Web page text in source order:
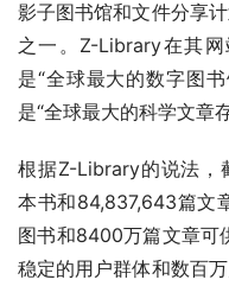
影子图书馆和文件分享
之一。Z-Library在其
是“全球最大的数字图
是“全球最大的科学文章存
根据Z-Library的说法，
本书和84,837,643篇文
图书和8400万篇文章可
稳定的用户群体和数百